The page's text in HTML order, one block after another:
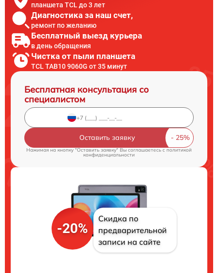
планшета TCL до 3 лет
Диагностика за наш счет,
ремонт по желанию
Бесплатный выезд курьера
в день обращения
Чистка от пыли планшета
TCL TAB10 9060G от 35 минут
Бесплатная консультация со
специалистом
Оставить заявку
Нажимая на кнопку "Оставить заявку" Вы соглашаетесь cполитикой
конфиденциальности
-20%
Скидка по
предварительной
записи на сайте